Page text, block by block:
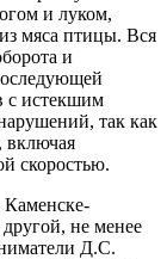
и луком,
мяса птицы. Вся
и
с истекшим
так как
включая
скоростью.
Каменске-
не менее
Д.С.